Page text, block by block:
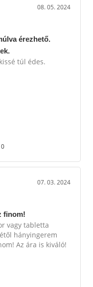
08. 05. 2024
érezhető.
túl édes.
0
07. 03. 2024
finom!
vagy tabletta
hányingerem
Az ára is kiváló!